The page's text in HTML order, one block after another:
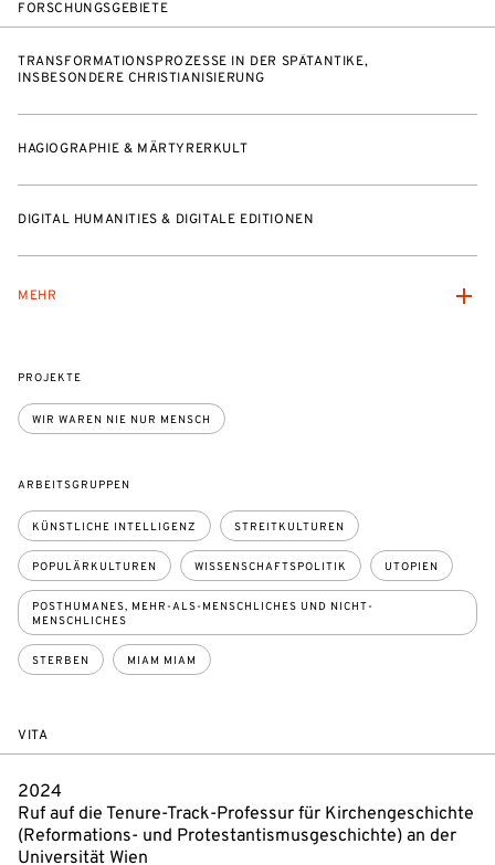
FORSCHUNGSGEBIETE
TRANSFORMATIONSPROZESSE IN DER SPÄTANTIKE,
INSBESONDERE CHRISTIANISIERUNG
HAGIOGRAPHIE & MÄRTYRERKULT
DIGITAL HUMANITIES & DIGITALE EDITIONEN
MEHR
PROJEKTE
WIR WAREN NIE NUR MENSCH
ARBEITSGRUPPEN
KÜNSTLICHE INTELLIGENZ STREITKULTUREN
POPULÄRKULTUREN WISSENSCHAFTSPOLITIK UTOPIEN
POSTHUMANES, MEHR-ALS-MENSCHLICHES UND NICHT-
MENSCHLICHES
STERBEN MIAM MIAM
VITA
2024
Ruf auf die Tenure-Track-Professur für Kirchengeschichte
(Reformations- und Protestantismusgeschichte) an der
Universität Wien